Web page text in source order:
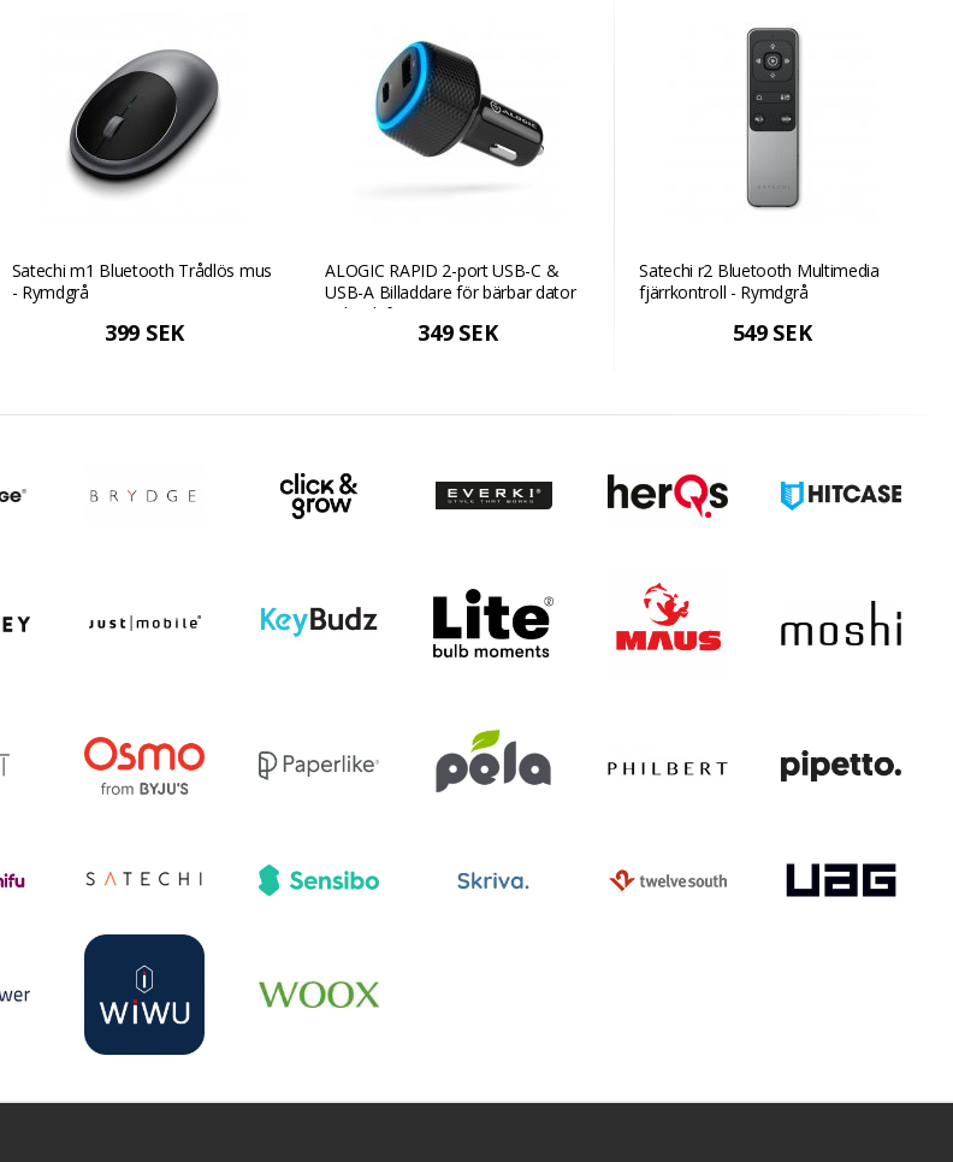
Satechi m1 Bluetooth Trådlös mus
- Rymdgrå
399 SEK
ALOGIC RAPID 2-port USB-C &
USB-A Billaddare för bärbar dator
och telefon - Svart
349 SEK
Satechi r2 Bluetooth Multimedia
fjärrkontroll - Rymdgrå
549 SEK